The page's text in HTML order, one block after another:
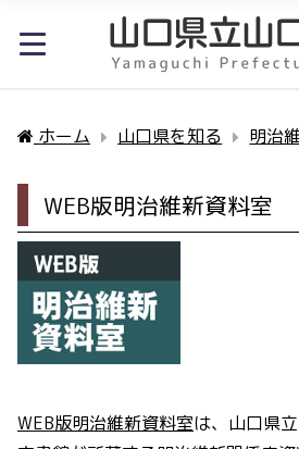
ホーム 山口県を知る 明治
WEB版明治維新資料室
WEB版明治維新資料室は、山口県